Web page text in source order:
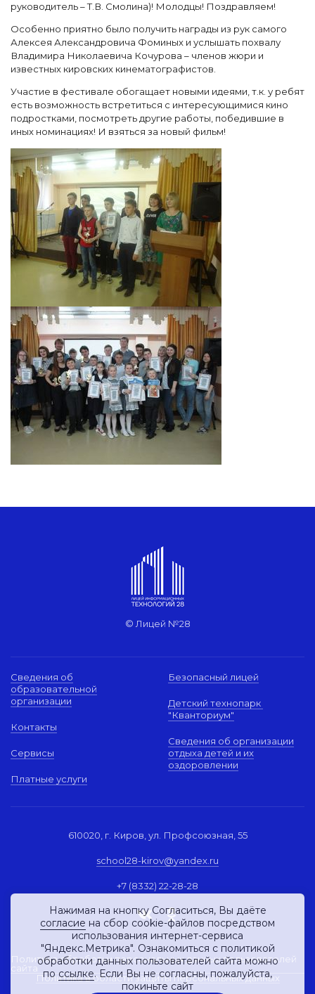
руководитель – Т.В. Смолина)! Молодцы! Поздравляем!
Особенно приятно было получить награды из рук самого
Алексея Александровича Фоминых и услышать похвалу
Владимира Николаевича Кочурова – членов жюри и
известных кировских кинематографистов.
Участие в фестивале обогащает новыми идеями, т.к. у ребят
есть возможность встретиться с интересующимися кино
подростками, посмотреть другие работы, победившие в
иных номинациях! И взяться за новый фильм!
© Лицей №28
Сведения об
образовательной
организации
Контакты
Сервисы
Платные услуги
Безопасный лицей
Детский технопарк
"Кванториум"
Сведения об организации
отдыха детей и их
оздоровлении
610020, г. Киров, ул. Профсоюзная, 55
school28-kirov@yandex.ru
+7 (8332) 22-28-28
Политика обработки персональных данных пользователей
сайта
Политика в области защиты персональных данных
Нажимая на кнопку Согласиться, Вы даёте
согласие на сбор cookie-файлов посредством
использования интернет-сервиса
"Яндекс.Метрика". Ознакомиться с политикой
обработки данных пользователей сайта можно
поссылке. Если Вы не согласны, пожалуйста,
покиньте сайт